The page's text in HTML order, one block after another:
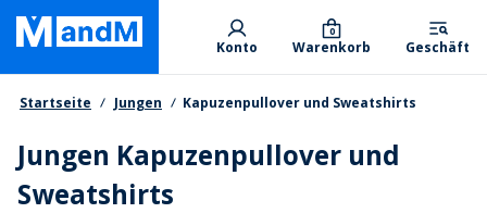
Skip
main
content
Primary departments
Konto Warenkorb
0
Geschäft
Brotkrumen
Startseite Jungen Kapuzenpullover und Sweatshirts
Jungen Kapuzenpullover und
Sweatshirts